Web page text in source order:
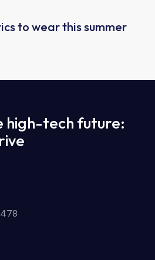
to wear this summer
high-tech future: